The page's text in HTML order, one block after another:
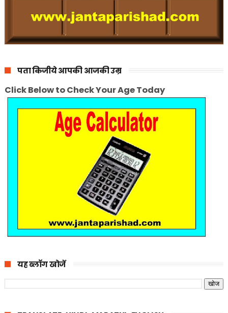
पता किजीये आपकी आजकी उम्र
Click Below to Check Your Age Today
यह ब्लॉग खोजें